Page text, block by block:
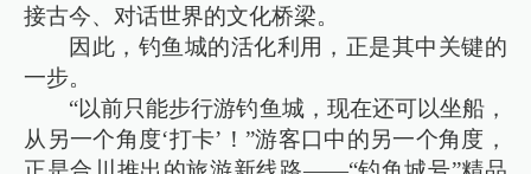
接古今、对话世界的文化桥梁。
因此，钓鱼城的活化利用，正是其中关键的
一步。
“以前只能步行游钓鱼城，现在还可以坐船，
从另一个角度‘打卡’！”游客口中的另一个角度，